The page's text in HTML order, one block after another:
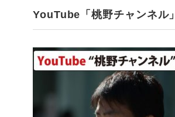
YouTube「桃野チャンネル」